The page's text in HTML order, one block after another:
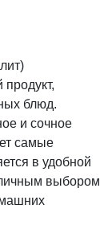
блюд.
и сочное
самые
в удобной
выбором